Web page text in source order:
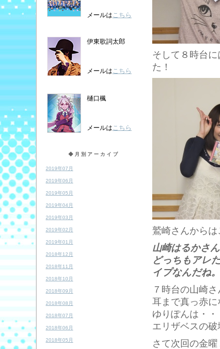
メールはこちら
伊東歌詞太郎
メールはこちら
樋口楓
メールはこちら
◆月別アーカイブ
2019年07月
2019年06月
2019年05月
2019年04月
2019年03月
2019年02月
2019年01月
2018年12月
2018年11月
2018年10月
2018年09月
2018年08月
2018年07月
2018年06月
2018年05月
そして８時台
た！
鷲崎さんから
山崎はるかさ
どっちもアレ
イプなんだね。
７時台の山崎
耳まで真っ赤
ゆりぽんは・
エリザベスの
さて次回の金